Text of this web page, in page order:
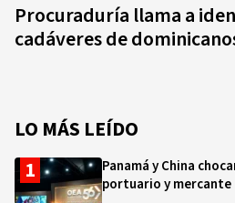
Procuraduría llama a
cadáveres de
LO MÁS LEÍDO
Panamá y China
portuario y mercante